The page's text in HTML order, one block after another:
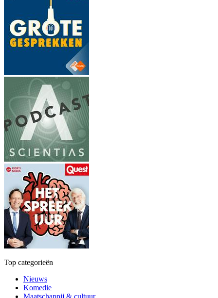
Top categorieën
Nieuws
Komedie
Maatschappij & cultuur